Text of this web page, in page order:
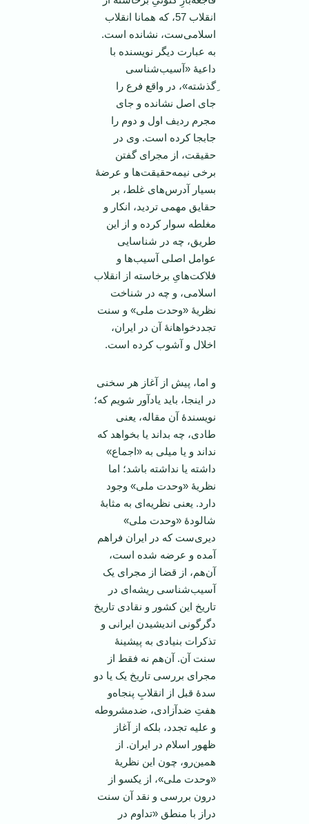
انقلاب 57، که همانا انقلاب
اسلامی‌ست، نشانده است.
به عبارت دیگر نویسنده با
داعیۀ «آسیب‌شناسی
ِگذشته»‌، در واقع فرع را
جای اصل نشانده و جای
مجرم ردیف اول و دوم را
جابجا کرده است. وی در
حقیقت، از مجرای گفتن
برخی نیمه‌حقیقت‌ها و عرضۀ
بسیار آدرس‌های غلط، بر
حقایق مهمی تردید، انکار و
مغلطه سوار کرده و از این
طریق، چه در شناسایی
عوامل اصلی آسیب‌‌ها و
فلاکت‌هایِ برخاسته از انقلاب
اسلامی، و چه در شناخت
نظریۀ «وحدت ملی» و سنت
تجددخواهانۀ آن در ایران،
اخلال و آشوب کرده است.
و اما، پیش از آغاز هر سخنی
در اینجا، باید یادآور شویم که؛
نویسندۀ آن مقاله، یعنی
طادی، چه بداند یا بخواهد که
نداند و یا میلی به «اجماع»
داشته یا نداشته باشد؛ اما
نظریۀ «وحدت ملی» وجود
دارد. یعنی نظریه‌ای به مثابۀ
شالودۀ «وحدت ملی»
دیری‌ست که در ایران فراهم
آمده و عرضه شده است،
آن‌هم، از قضا از مجرای یک
آسیب‌شناسی ریشه‌ای در
تاریخ این کشور و نقادی تاریخ
دگرگونی اندیشیدن ایرانی و
تذکرات بنیادی به پیشینۀ
سنت آن. آن‌هم نه فقط از
مجرای بررسی تاریخ یک یا دو
سدۀ قبل از انقلابِ پنجاه‌و
هفتِ ضدآزادی، ضدمشروطه
و علیه تجدد، بلکه از آغاز
ظهور اسلام در ایران. از
همین‌رو، چون این نظریۀ
«وحدت ملی»، از یکسو از
درون بررسی و نقد آن سنت
دراز با منطق «تداوم در